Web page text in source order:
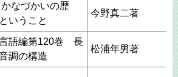
なづかいの歴
いうこと
今野真二著
語編第120巻 長
調の構造
松浦年男著